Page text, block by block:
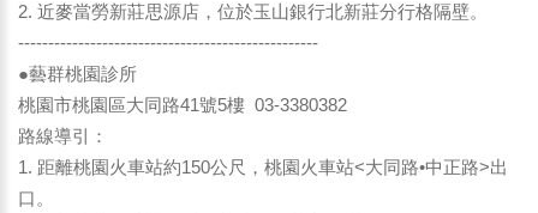
2. 近麥當勞新莊思源店，位於玉山銀行北新莊分行格隔壁。
--------------------------------------------------
●藝群桃園診所
桃園市桃園區大同路41號5樓 03-3380382
路線導引：
1. 距離桃園火車站約150公尺，桃園火車站<大同路•中正路>出
口。